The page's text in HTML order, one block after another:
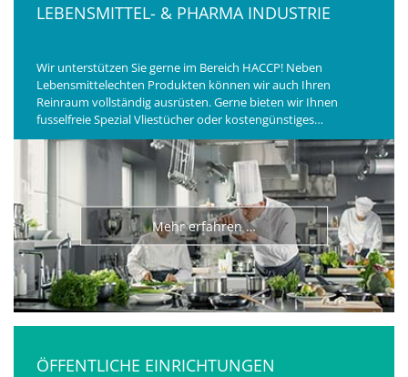
LEBENSMITTEL- & PHARMA INDUSTRIE
Wir unterstützen Sie gerne im Bereich HACCP! Neben
Lebensmittelechten Produkten können wir auch Ihren
Reinraum vollständig ausrüsten. Gerne bieten wir Ihnen
fusselfreie Spezial Vliestücher oder kostengünstiges
Putzpapier an. Falls gewünscht, erhalten Sie die Ware auch auf
Kunststoff bzw. Reinraumpaletten.
Mehr erfahren …
ÖFFENTLICHE EINRICHTUNGEN